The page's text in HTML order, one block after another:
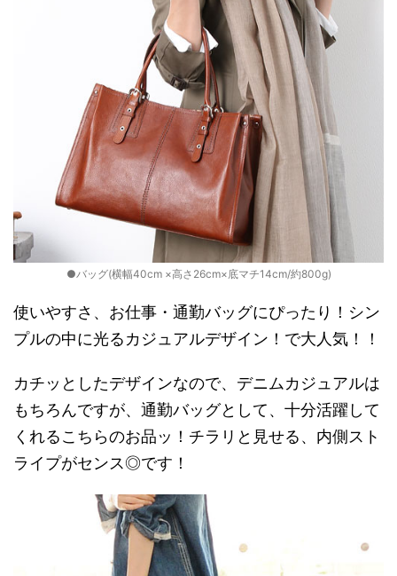
●バッグ(横幅40cm ×高さ26cm×底マチ14cm/約800g)
使いやすさ、お仕事・通勤バッグにぴったり！シン
プルの中に光るカジュアルデザイン！で大人気！！
カチッとしたデザインなので、デニムカジュアルは
もちろんですが、通勤バッグとして、十分活躍して
くれるこちらのお品ッ！チラリと見せる、内側スト
ライプがセンス◎です！